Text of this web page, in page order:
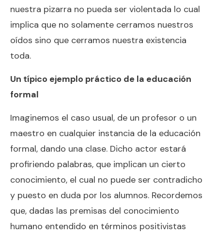
nuestra pizarra no pueda ser violentada lo cual
implica que no solamente cerramos nuestros
oídos sino que cerramos nuestra existencia
toda.
Un típico ejemplo práctico de la educación
formal
Imaginemos el caso usual, de un profesor o un
maestro en cualquier instancia de la educación
formal, dando una clase. Dicho actor estará
profiriendo palabras, que implican un cierto
conocimiento, el cual no puede ser contradicho
y puesto en duda por los alumnos. Recordemos
que, dadas las premisas del conocimiento
humano entendido en términos positivistas